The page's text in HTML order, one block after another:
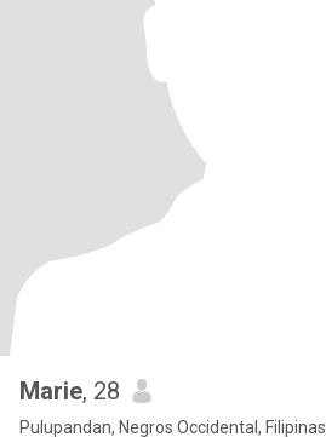
Marie, 28
Pulupandan, Negros Occidental, Filipinas